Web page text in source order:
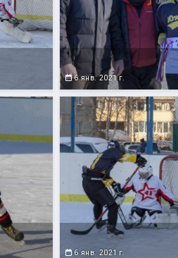
6 янв. 2021 г.
6 янв. 2021 г.